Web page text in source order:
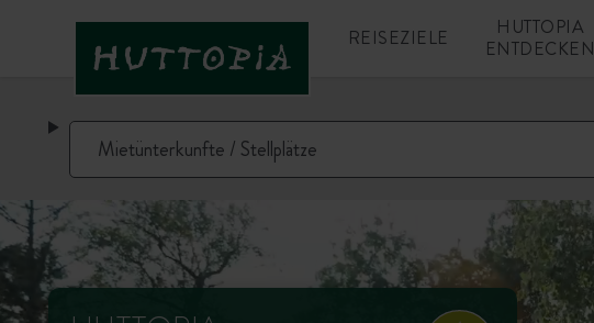
REISEZIELE
HUTTOPIA
ENTDECKEN